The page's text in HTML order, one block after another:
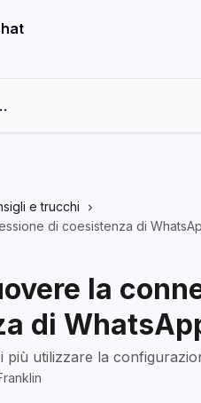
e trucchi
di coesistenza di
la
di
più utilizzare la